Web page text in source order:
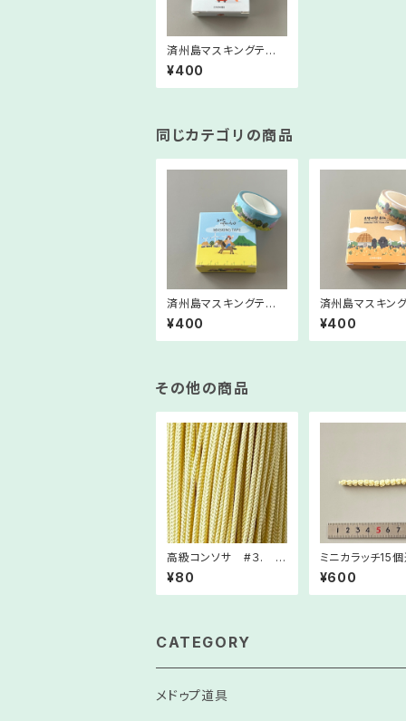
済州島マスキングテー
プ【ラボンと果樹園】
¥400
同じカテゴリの商品
済州島マスキングテー
プ【幸せだった瞬間】
¥400
済州島マスキン
プ【菜の花畑】
¥400
その他の商品
高級コンソサ #３. 単
価８０円 １m単位での
販売ページ
¥80
ミニカラッチ
イエロー #3
¥600
CATEGORY
メドゥプ道具